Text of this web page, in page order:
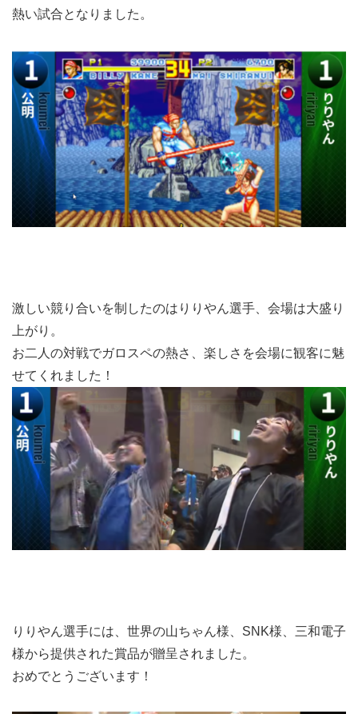
熱い試合となりました。
激しい競り合いを制したのはりりやん選手、会場は大盛り
上がり。
お二人の対戦でガロスペの熱さ、楽しさを会場に観客に魅
せてくれました！
りりやん選手には、世界の山ちゃん様、SNK様、三和電子
様から提供された賞品が贈呈されました。
おめでとうございます！